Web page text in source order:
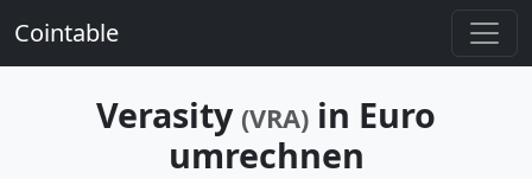
Cointable
Verasity (VRA) in Euro
umrechnen